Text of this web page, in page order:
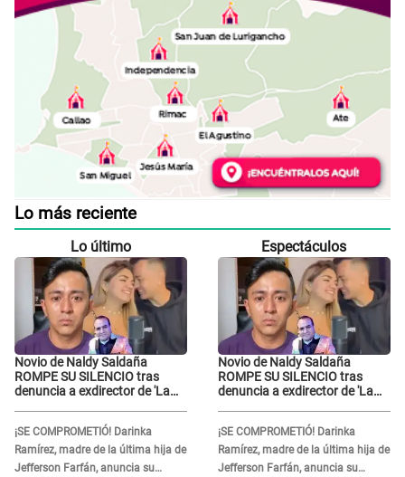
Lo más reciente
Lo último
Novio de Naldy Saldaña
ROMPE SU SILENCIO tras
denuncia a exdirector de 'La
¡SE COMPROMETIÓ! Darinka
Ramírez, madre de la última hija de
Jefferson Farfán, anuncia su
Espectáculos
Novio de Naldy Saldaña
ROMPE SU SILENCIO tras
denuncia a exdirector de 'La
¡SE COMPROMETIÓ! Darinka
Ramírez, madre de la última hija de
Jefferson Farfán, anuncia su